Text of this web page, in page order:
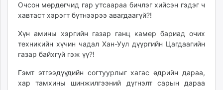
Очсон мөрдөгчид гар утсаараа бичлэг хийсэн гэдэг ч
хавтаст хэрэгт бүтнээрээ авагдаагүй?!
Хүн амины хэргийн газар ганц камер бариад очих
техникийн хүчин чадал Хан-Уул дүүргийн Цагдаагийн
газар байхгүй гэж үү?!
Гэмт этгээдүүдийн согтуурлыг хагас өдрийн дараа,
хар тамхины шинжилгээний дүгнэлт сарын дараа